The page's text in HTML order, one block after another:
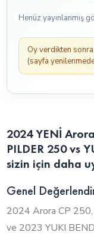
Henüz yayınlanmış
Oy verdikten
(sayfa
2024 YENİ
PILDER 250 vs
sizin için daha
Genel
2024 Arora CP
ve 2023 YUKI